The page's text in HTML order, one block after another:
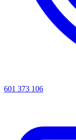
601 373 106